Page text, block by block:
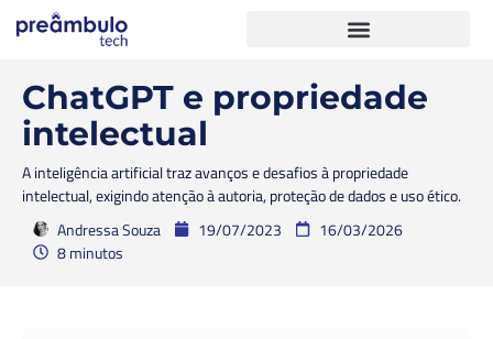
ChatGPT e propriedade
intelectual
A inteligência artificial traz avanços e desafios à propriedade
intelectual, exigindo atenção à autoria, proteção de dados e uso ético.
Andressa Souza
19/07/2023
16/03/2026
8 minutos